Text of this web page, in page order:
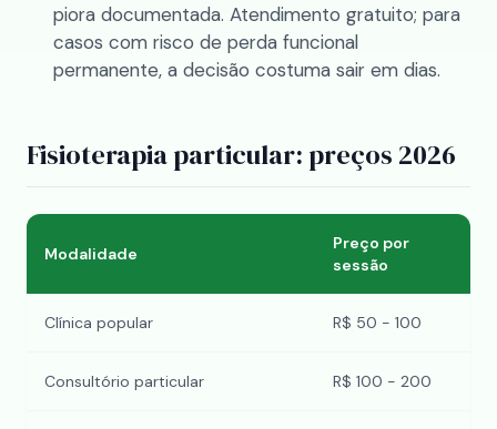
piora documentada. Atendimento gratuito; para
casos com risco de perda funcional
permanente, a decisão costuma sair em dias.
Fisioterapia particular: preços 2026
Modalidade
Preço por
sessão
Clínica popular R$ 50 - 100
Consultório particular R$ 100 - 200